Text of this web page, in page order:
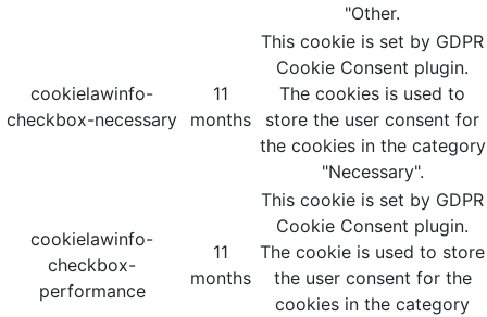
"Other.
cookielawinfo-
checkbox-necessary
11
months
This cookie is set by GDPR
Cookie Consent plugin.
The cookies is used to
store the user consent for
the cookies in the category
"Necessary".
cookielawinfo-
checkbox-
performance
11
months
This cookie is set by GDPR
Cookie Consent plugin.
The cookie is used to store
the user consent for the
cookies in the category